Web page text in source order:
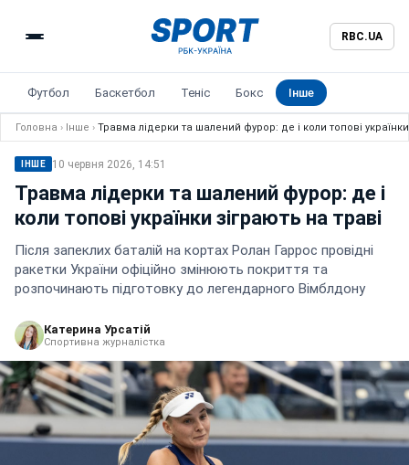
RBC.UA
Футбол Баскетбол Теніс Бокс Інше
Головна › Інше › Травма лідерки та шалений фурор: де і коли топові
ІНШЕ 10 червня 2026, 14:51
Травма лідерки та шалений фурор: де і
коли топові українки зіграють на траві
Після запеклих баталій на кортах Ролан Гаррос провідні
ракетки України офіційно змінюють покриття та
розпочинають підготовку до легендарного Вімблдону
Катерина Урсатій
Спортивна журналістка